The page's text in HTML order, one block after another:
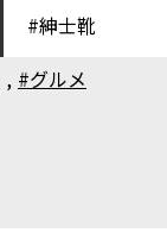
, #グルメ